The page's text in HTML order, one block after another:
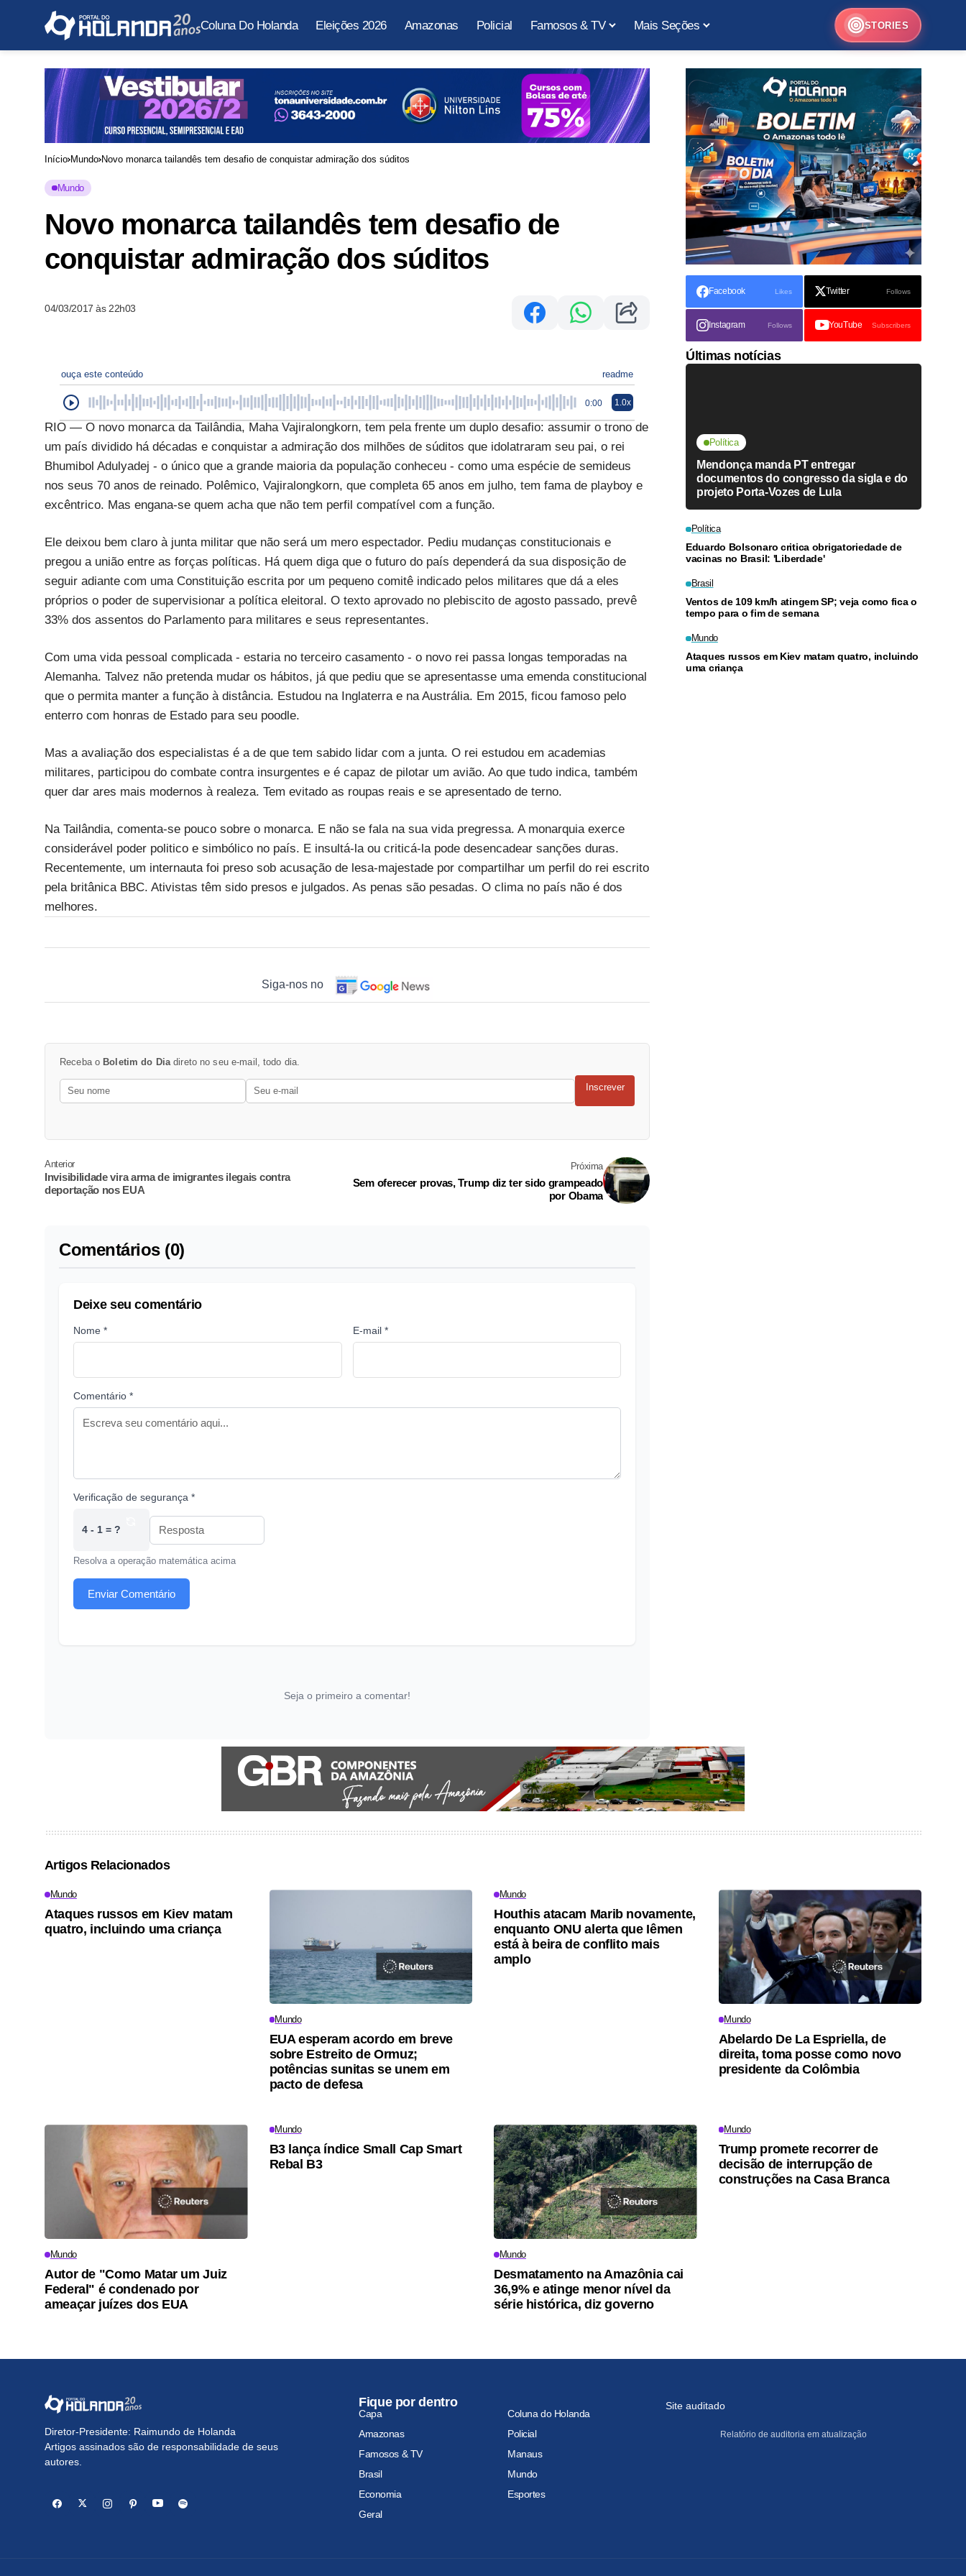
Coluna Do Holanda Eleições 2026 Amazonas Policial Famosos & TV Mais Seções STORIES
Início Mundo Novo monarca tailandês tem desafio de conquistar admiração dos súditos
Mundo
Novo monarca tailandês tem desafio de
conquistar admiração dos súditos
04/03/2017 às 22h03
ouça este conteúdo readme
0:00 1.0x
RIO — O novo monarca da Tailândia, Maha Vajiralongkorn, tem pela frente um duplo desafio: assumir o trono de
um país dividido há décadas e conquistar a admiração dos milhões de súditos que idolatraram seu pai, o rei
Bhumibol Adulyadej - o único que a grande maioria da população conheceu - como uma espécie de semideus
nos seus 70 anos de reinado. Polêmico, Vajiralongkorn, que completa 65 anos em julho, tem fama de playboy e
excêntrico. Mas engana-se quem acha que não tem perfil compatível com a função.
Ele deixou bem claro à junta militar que não será um mero espectador. Pediu mudanças constitucionais e
pregou a união entre as forças políticas. Há quem diga que o futuro do país dependerá da sua disposição de
seguir adiante com uma Constituição escrita por um pequeno comitê indicado pelos militares que dá a eles
próprios o poder de supervisionar a política eleitoral. O texto aprovado no plebiscito de agosto passado, prevê
33% dos assentos do Parlamento para militares e seus representantes.
Com uma vida pessoal complicada - estaria no terceiro casamento - o novo rei passa longas temporadas na
Alemanha. Talvez não pretenda mudar os hábitos, já que pediu que se apresentasse uma emenda constitucional
que o permita manter a função à distância. Estudou na Inglaterra e na Austrália. Em 2015, ficou famoso pelo
enterro com honras de Estado para seu poodle.
Mas a avaliação dos especialistas é a de que tem sabido lidar com a junta. O rei estudou em academias
militares, participou do combate contra insurgentes e é capaz de pilotar um avião. Ao que tudo indica, também
quer dar ares mais modernos à realeza. Tem evitado as roupas reais e se apresentado de terno.
Na Tailândia, comenta-se pouco sobre o monarca. E não se fala na sua vida pregressa. A monarquia exerce
considerável poder politico e simbólico no país. E insultá-la ou criticá-la pode desencadear sanções duras.
Recentemente, um internauta foi preso sob acusação de lesa-majestade por compartilhar um perfil do rei escrito
pela britânica BBC. Ativistas têm sido presos e julgados. As penas são pesadas. O clima no país não é dos
melhores.
Siga-nos no
Receba o Boletim do Dia direto no seu e-mail, todo dia.
Inscrever
Anterior
Invisibilidade vira arma de imigrantes ilegais contra
deportação nos EUA
Próxima
Sem oferecer provas, Trump diz ter sido grampeado
por Obama
Comentários (0)
Deixe seu comentário
Nome * E-mail *
Comentário *
Verificação de segurança *
4 - 1 = ?
Resolva a operação matemática acima
Enviar Comentário
Seja o primeiro a comentar!
Facebook Likes Twitter Follows
Instagram Follows YouTube Subscribers
Últimas notícias
Política
Mendonça manda PT entregar
documentos do congresso da sigla e do
projeto Porta-Vozes de Lula
Política
Eduardo Bolsonaro critica obrigatoriedade de
vacinas no Brasil: 'Liberdade'
Brasil
Ventos de 109 km/h atingem SP; veja como fica o
tempo para o fim de semana
Mundo
Ataques russos em Kiev matam quatro, incluindo
uma criança
Artigos Relacionados
Mundo
Ataques russos em Kiev matam
quatro, incluindo uma criança
Mundo
EUA esperam acordo em breve
sobre Estreito de Ormuz;
potências sunitas se unem em
pacto de defesa
Mundo
Houthis atacam Marib novamente,
enquanto ONU alerta que Iêmen
está à beira de conflito mais
amplo
Mundo
Abelardo De La Espriella, de
direita, toma posse como novo
presidente da Colômbia
Mundo
Autor de "Como Matar um Juiz
Federal" é condenado por
ameaçar juízes dos EUA
Mundo
B3 lança índice Small Cap Smart
Rebal B3
Mundo
Desmatamento na Amazônia cai
36,9% e atinge menor nível da
série histórica, diz governo
Mundo
Trump promete recorrer de
decisão de interrupção de
construções na Casa Branca
Diretor-Presidente: Raimundo de Holanda
Artigos assinados são de responsabilidade de seus
autores.
Fique por dentro
Capa
Coluna do Holanda
Amazonas
Policial
Famosos & TV
Manaus
Brasil
Mundo
Economia
Esportes
Geral
Site auditado
Relatório de auditoria em atualização